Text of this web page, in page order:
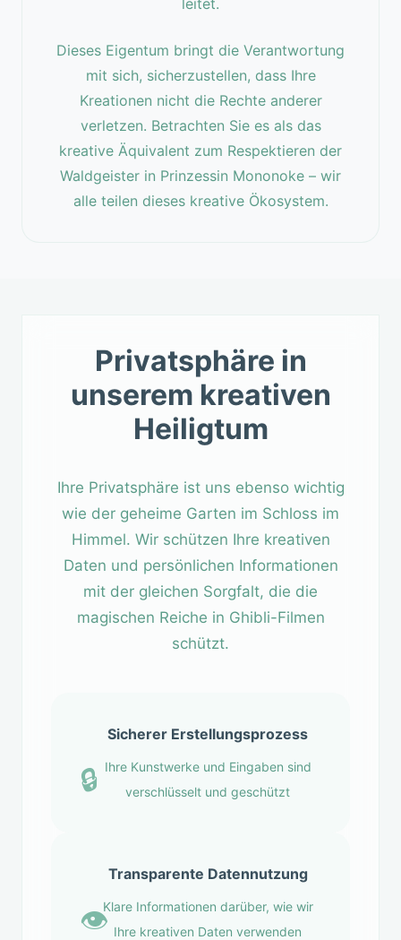
leitet.
Dieses Eigentum bringt die Verantwortung
mit sich, sicherzustellen, dass Ihre
Kreationen nicht die Rechte anderer
verletzen. Betrachten Sie es als das
kreative Äquivalent zum Respektieren der
Waldgeister in Prinzessin Mononoke – wir
alle teilen dieses kreative Ökosystem.
Privatsphäre in
unserem kreativen
Heiligtum
Ihre Privatsphäre ist uns ebenso wichtig
wie der geheime Garten im Schloss im
Himmel. Wir schützen Ihre kreativen
Daten und persönlichen Informationen
mit der gleichen Sorgfalt, die die
magischen Reiche in Ghibli-Filmen
schützt.
🔒
Sicherer Erstellungsprozess
Ihre Kunstwerke und Eingaben sind
verschlüsselt und geschützt
👁️
Transparente Datennutzung
Klare Informationen darüber, wie wir
Ihre kreativen Daten verwenden